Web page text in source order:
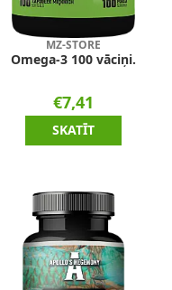
MZ-STORE
Omega-3 100 vāciņi.
€7,41
SKATĪT